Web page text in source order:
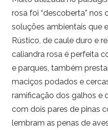
rosa foi “descoberta” nos
soluções ambientais que
Rústico, de caule duro e
caliandra rosa é perfeita
e parques, também
maciços podados e
ramificação dos galhos e
com dois pares de pinas
lembram as penas de